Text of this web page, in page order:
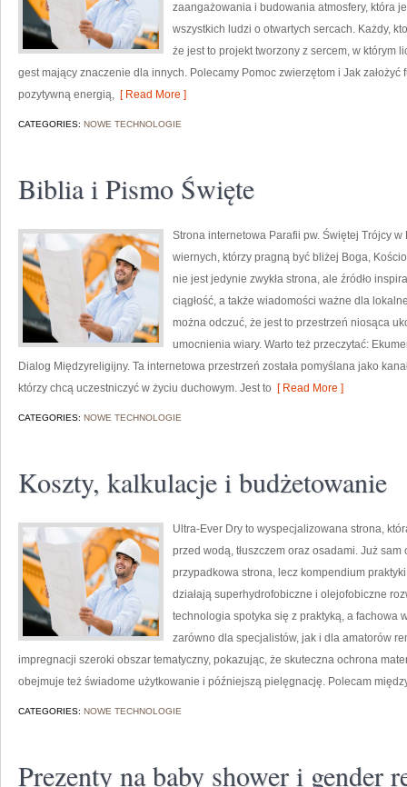
zaangażowania i budowania atmosfery, która
wszystkich ludzi o otwartych sercach. Każdy,
że jest to projekt tworzony z sercem, w którym
gest mający znaczenie dla innych. Polecamy Pomoc zwierzętom i Jak założyć
pozytywną energią, [ Read More ]
CATEGORIES: NOWE TECHNOLOGIE
Biblia i Pismo Święte
Strona internetowa Parafii pw. Świętej Trójcy
wiernych, którzy pragną być bliżej Boga,
nie jest jedynie zwykła strona, ale źródło
ciągłość, a także wiadomości ważne dla
można odczuć, że jest to przestrzeń niosąca
umocnienia wiary. Warto też przeczytać:
Dialog Międzyreligijny. Ta internetowa przestrzeń została pomyślana jako
którzy chcą uczestniczyć w życiu duchowym. Jest to [ Read More ]
CATEGORIES: NOWE TECHNOLOGIE
Koszty, kalkulacje i budżetowanie
Ultra-Ever Dry to wyspecjalizowana strona,
przed wodą, tłuszczem oraz osadami. Już
przypadkowa strona, lecz kompendium
działają superhydrofobiczne i olejofobiczne
technologia spotyka się z praktyką, a fachowa
zarówno dla specjalistów, jak i dla amatorów
impregnacji szeroki obszar tematyczny, pokazując, że skuteczna ochrona
obejmuje też świadome użytkowanie i późniejszą pielęgnację. Polecam
CATEGORIES: NOWE TECHNOLOGIE
Prezenty na baby shower i gender